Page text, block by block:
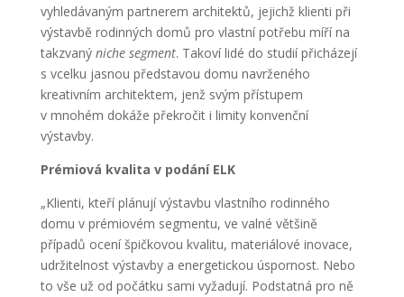
vyhledávaným partnerem architektů, jejichž klienti při
výstavbě rodinných domů pro vlastní potřebu míří na
takzvaný niche segment. Takoví lidé do studií přicházejí
s vcelku jasnou představou domu navrženého
kreativním architektem, jenž svým přístupem
v mnohém dokáže překročit i limity konvenční
výstavby.
Prémiová kvalita v podání ELK
„Klienti, kteří plánují výstavbu vlastního rodinného
domu v prémiovém segmentu, ve valné většině
případů ocení špičkovou kvalitu, materiálové inovace,
udržitelnost výstavby a energetickou úspornost. Nebo
to vše už od počátku sami vyžadují. Podstatná pro ně